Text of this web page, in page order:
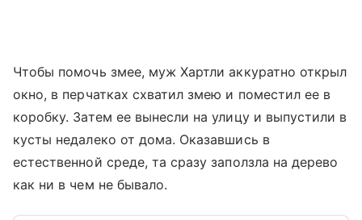
Чтобы помочь змее, муж Хартли аккуратно открыл
окно, в перчатках схватил змею и поместил ее в
коробку. Затем ее вынесли на улицу и выпустили в
кусты недалеко от дома. Оказавшись в
естественной среде, та сразу заползла на дерево
как ни в чем не бывало.